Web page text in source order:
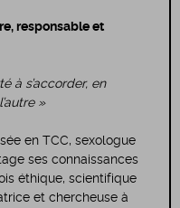
responsable et
à s’accorder, en
»
en TCC, sexologue
ses connaissances
éthique, scientifique
et chercheuse à